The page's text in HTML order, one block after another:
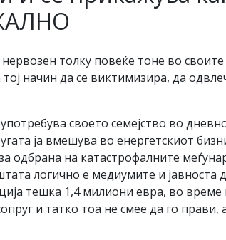
толку повеќе тоне во
тој начин да се виктимизира, да
своето семејство во
ја вмешува во енергетскиот
одбрана на катастрофалните
логично е медиумите и
тешка 1,4 милиони евра, во време
и татко тоа не смее да го